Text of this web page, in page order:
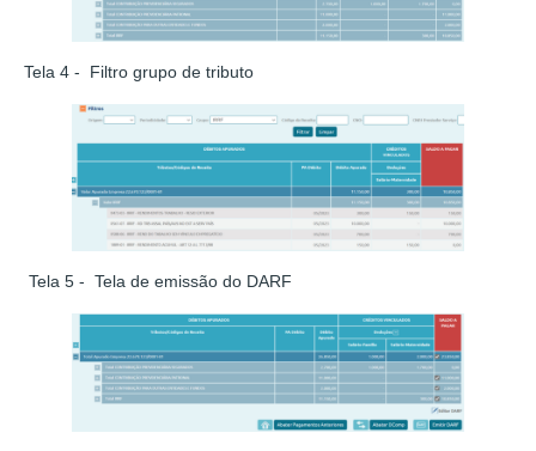
Tela 4 - Filtro grupo de tributo
Tela 5 - Tela de emissão do DARF